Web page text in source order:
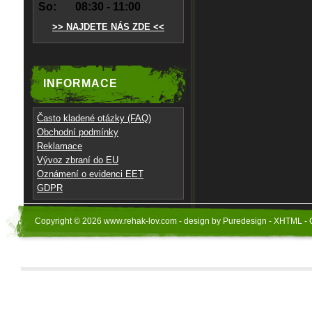
So:
08:30 - 11:00
>> NAJDETE NÁS ZDE <<
INFORMACE
Často kladené otázky (FAQ)
Obchodní podmínky
Reklamace
Vývoz zbraní do EU
Oznámení o evidenci EET
GDPR
Copyright © 2026 www.rehak-lov.com - design by Puredesign - XHTML -